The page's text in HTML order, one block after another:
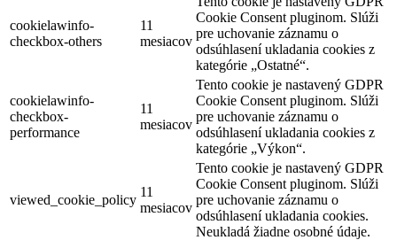
cookielawinfo-
checkbox-others
11
mesiacov
Cookie Consent pluginom. Slúži
pre uchovanie záznamu o
odsúhlasení ukladania cookies z
kategórie „Ostatné“.
cookielawinfo-
checkbox-
performance
11
mesiacov
Tento cookie je nastavený GDPR
Cookie Consent pluginom. Slúži
pre uchovanie záznamu o
odsúhlasení ukladania cookies z
kategórie „Výkon“.
viewed_cookie_policy
11
mesiacov
Tento cookie je nastavený GDPR
Cookie Consent pluginom. Slúži
pre uchovanie záznamu o
odsúhlasení ukladania cookies.
Neukladá žiadne osobné údaje.